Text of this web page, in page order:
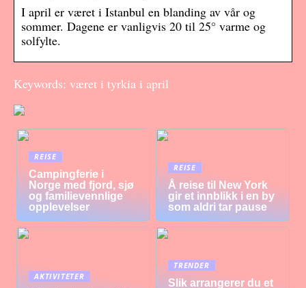
I april er været i Istanbul en blanding av vår og
sommer. Dagene er vanligvis 20 til 25° varme og
solfylte.
Keywords: været i tyrkia i april
REISE
Campingferie i
Norge med fjord, sjø
og familievennlige
opplevelser
REISE
Å reise til New York
gir et innblikk i en by
som aldri tar pause
AKTIVITETER
TRENDER
Slik arrangerer du et